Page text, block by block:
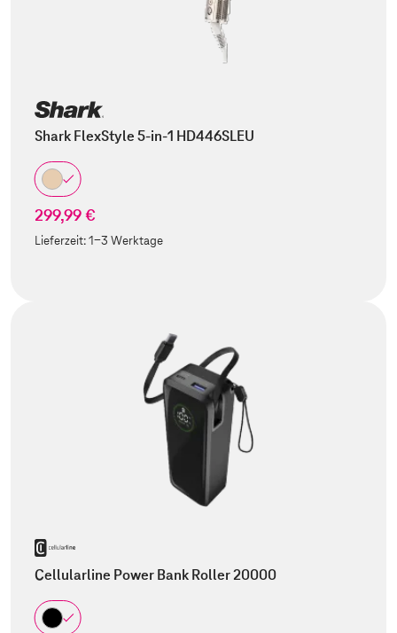
Shark FlexStyle 5-in-1 HD446SLEU
299,99 €
Lieferzeit:1-3 Werktage
Cellularline Power Bank Roller 20000